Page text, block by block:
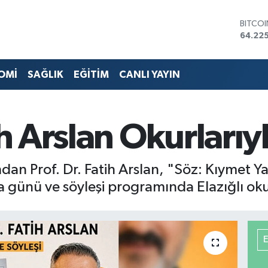
13.799
SAĞLIK EĞİTİM CANLI YAYIN
Arslan
Prof. Dr. Fatih Arslan, "Söz: Kıymet
ve söyleşi programında Elazığlı